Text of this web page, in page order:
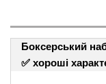
Боксерський
✅ хороші